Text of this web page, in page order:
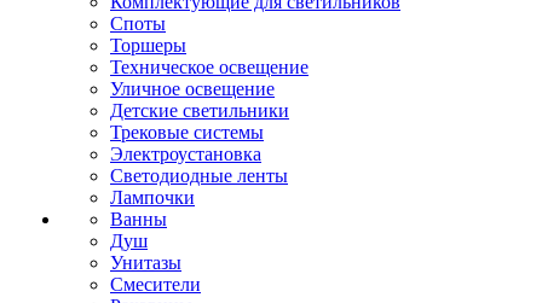
Споты
Торшеры
Техническое освещение
Уличное освещение
Детские светильники
Трековые системы
Электроустановка
Светодиодные ленты
Лампочки
Ванны
Душ
Унитазы
Смесители